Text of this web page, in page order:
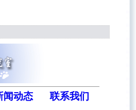
闻动态 联系我们